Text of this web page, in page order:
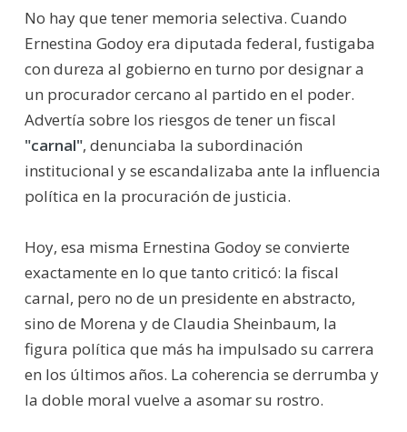
No hay que tener memoria selectiva. Cuando
Ernestina Godoy era diputada federal, fustigaba
con dureza al gobierno en turno por designar a
un procurador cercano al partido en el poder.
Advertía sobre los riesgos de tener un fiscal
"carnal", denunciaba la subordinación
institucional y se escandalizaba ante la influencia
política en la procuración de justicia.
Hoy, esa misma Ernestina Godoy se convierte
exactamente en lo que tanto criticó: la fiscal
carnal, pero no de un presidente en abstracto,
sino de Morena y de Claudia Sheinbaum, la
figura política que más ha impulsado su carrera
en los últimos años. La coherencia se derrumba y
la doble moral vuelve a asomar su rostro.